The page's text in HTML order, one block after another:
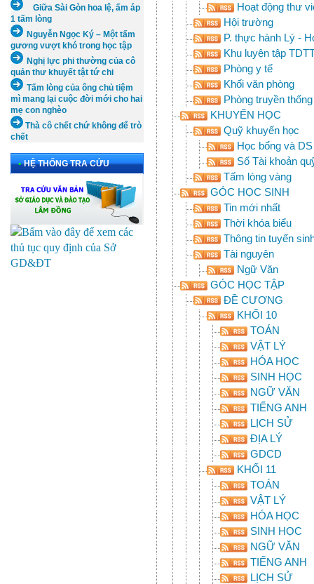
Giữa Sài Gòn hoa lệ, ấm áp
1 tấm lòng
Nguyễn Ngọc Ký – Một tấm
gương vượt khó trong học tập
Nghị lực phi thường của cô
quản thư khuyết tật tứ chi
Tấm lòng của ông chủ tiệm
mì mang lại cuộc đời mới cho hai
mẹ con nghèo
Thà cô chết chứ không để trò
chết
• HỆ THỐNG TRA CỨU
Hoạt động thư
Hội trường
P. thực hành Lý -
Khu luyện tập
Phòng y tế
Khối văn phòng
Phòng truyền thống
KHUYẾN HỌC
Quỹ khuyến học
Học bổng và
Số Tài khoản
Tấm lòng vàng
GÓC HỌC SINH
Tin mới nhất
Thời khóa biểu
Thông tin tuyển
Tài nguyên
Ngữ Văn
GÓC HỌC TẬP
ĐỀ CƯƠNG
KHỐI 10
TOÁN
VẬT LÝ
HÓA HỌC
SINH HỌC
NGỮ VĂN
TIẾNG ANH
LỊCH SỬ
ĐỊA LÝ
GDCD
KHỐI 11
TOÁN
VẬT LÝ
HÓA HỌC
SINH HỌC
NGỮ VĂN
TIẾNG ANH
LỊCH SỬ